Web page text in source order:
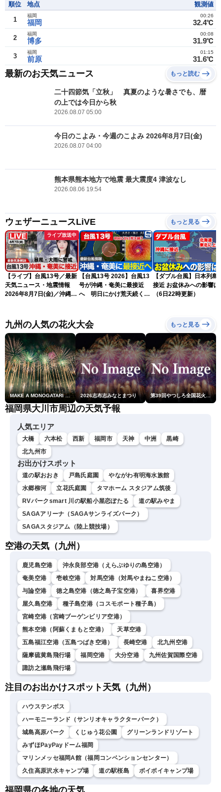
順位 地点 観測値
1 福岡
福岡
32.4℃
00:26
2 博多
福岡
31.9℃
00:08
3 前原
福岡
31.6℃
01:15
最新のお天気ニュース もっと読む
二十四節気「立秋」 真夏のような暑さでも、暦
の上では今日から秋
2026.08.07 05:00
今日のこよみ・今週のこよみ 2026年8月7日(金)
2026.08.07 04:00
熊本県熊本地方で地震 最大震度4 津波なし
2026.08.06 19:54
ウェザーニュースLiVE もっと見る
ライブ放送中
【ライブ】台風13号／最新
天気ニュース・地震情報
2026年8月7日(金)／沖縄・
スLiVEモーニング・松本真
央／有賀哲夫〉
【台風13号 2026】台風13
号が沖縄・奄美に最接近
へ 明日にかけ荒天続く
【ダブル台風】日本列島
接近 お盆休みへの影響は？
（6日22時更新）
九州の人気の花火大会 もっと見る
MAKE A MONOGATARI 2026 2026志布志みなとまつり 第39回やつしろ全国花火競技大会
福岡県大川市周辺の天気予報
人気エリア
大橋 六本松 西新 福岡市 天神 中洲
黒崎
北九州市
お出かけスポット
道の駅おおき 戸島氏庭園
やながわ有明海水族館
水郷柳河
立花氏庭園
タマホーム スタジアム筑後
RVパークsmart 川の駅船小屋恋ぼたる
道の駅みやま
SAGAアリーナ（SAGAサンライズパーク）
SAGAスタジアム（陸上競技場）
空港の天気（九州）
鹿児島空港
沖永良部空港（えらぶゆりの島空港）
奄美空港
壱岐空港
対馬空港（対馬やまねこ空港）
与論空港
徳之島空港（徳之島子宝空港）
喜界空港
屋久島空港
種子島空港（コスモポート種子島）
宮崎空港（宮崎ブーゲンビリア空港）
熊本空港（阿蘇くまもと空港）
天草空港
五島福江空港（五島つばき空港）
長崎空港
北九州空港
薩摩硫黄島飛行場
福岡空港 大分空港
九州佐賀国際空港
諏訪之瀬島飛行場
注目のお出かけスポット天気（九州）
ハウステンボス
ハーモニーランド（サンリオキャラクターパーク）
城島高原パーク
くじゅう花公園
グリーンランドリゾート
みずほPayPayドーム福岡
マリンメッセ福岡A館（福岡コンベンションセンター）
久住高原沢水キャンプ場
道の駅桜島 ボイボイキャンプ場